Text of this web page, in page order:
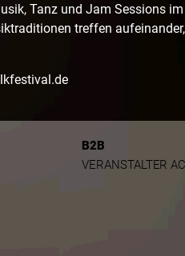
Tanz und Jam Sessions
treffen
B2B
VERANSTALTER